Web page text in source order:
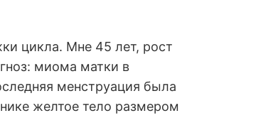
цикла. Мне 45 лет, рост
миома матки в
менструация была
желтое тело размером